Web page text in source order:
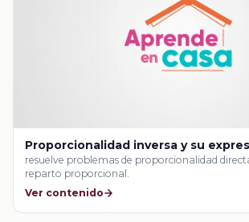
Proporcionalidad inversa y su
resuelve problemas de proporcionalidad
reparto proporcional.
Ver contenido